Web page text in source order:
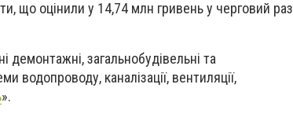
що оцінили у 14,74 млн гривень у черговий раз
демонтажні, загальнобудівельні та
водопроводу, каналізації, вентиляції,
».